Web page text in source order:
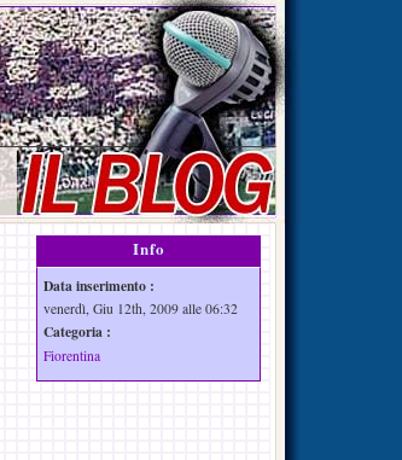
Info
Data inserimento :
venerdì, Giu 12th, 2009 alle 06:32
Categoria :
Fiorentina